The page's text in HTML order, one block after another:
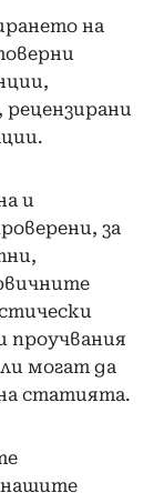
на
и
за
проучвания
могат да
статията.